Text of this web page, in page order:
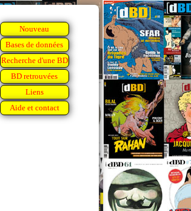
Nouveau
Bases de données
Recherche d'une BD
BD retrouvées
Liens
Aide et contact